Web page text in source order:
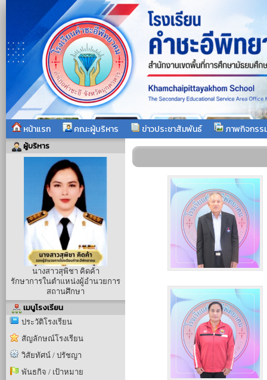
หน้าแรก คณะผู้บริหาร ข่าวประชาสัมพันธ์ ภาพกิจกรร
ผู้บริหาร
นางสาวสุพิชา คิดค้า
รักษาการในตำแหน่งผู้อำนวยการ
สถานศึกษา
เมนูโรงเรียน
ประวัติโรงเรียน
สัญลักษณ์โรงเรียน
วิสัยทัศน์ / ปรัชญา
พันธกิจ / เป้าหมาย